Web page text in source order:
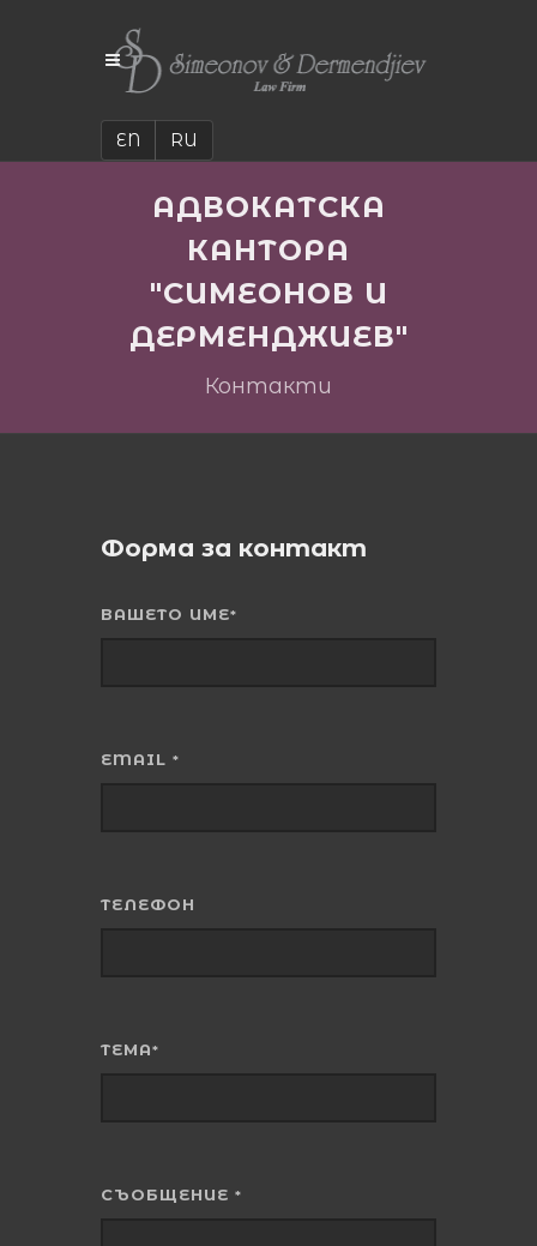
EN RU
АДВОКАТСКА
КАНТОРА
"СИМЕОНОВ И
ДЕРМЕНДЖИЕВ"
Контакти
Форма за контакт
ВАШЕТО ИМЕ*
EMAIL *
ТЕЛЕФОН
ТЕМА*
СЪОБЩЕНИЕ *